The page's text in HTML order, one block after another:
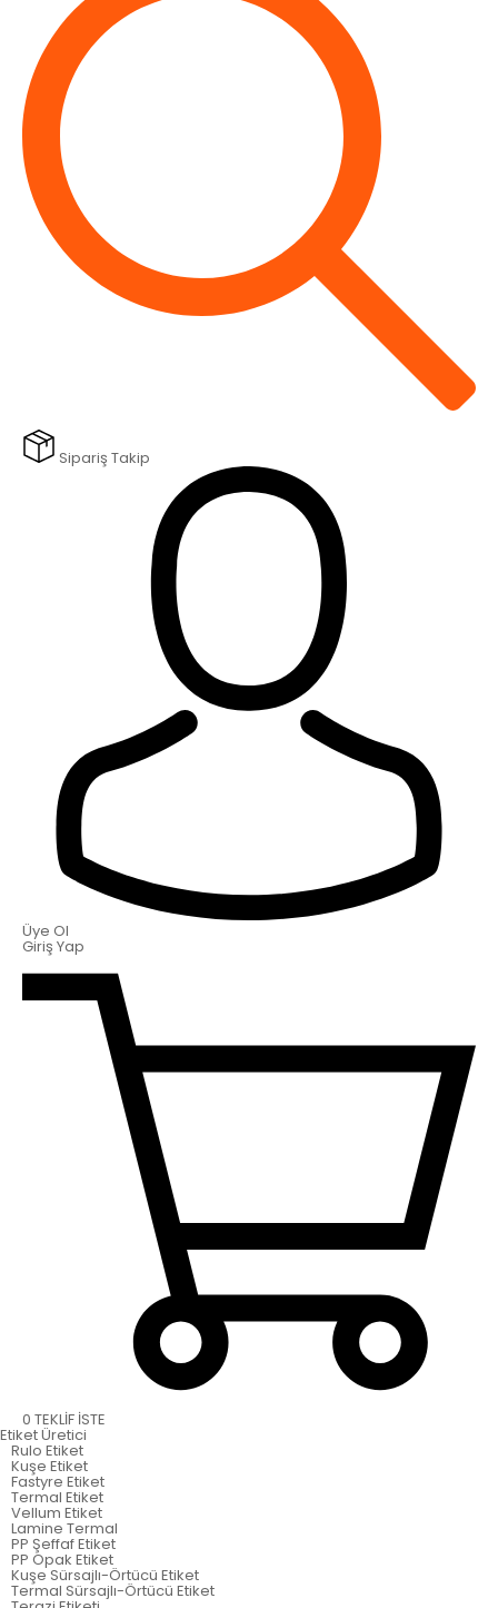
Sipariş Takip
Üye Ol
Giriş Yap
0 TEKLİF İSTE
EtiketÜretici
Rulo Etiket
Kuşe Etiket
Fastyre Etiket
Termal Etiket
Vellum Etiket
Lamine Termal
PP Şeffaf Etiket
PP Opak Etiket
Kuşe Sürsajlı-Örtücü Etiket
Termal Sürsajlı-Örtücü Etiket